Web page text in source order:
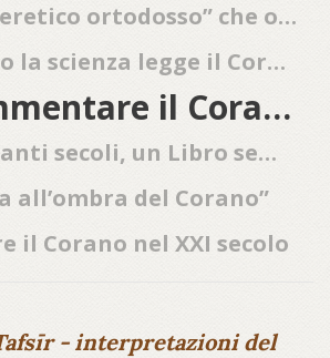
4. Quell’“eretico ortodosso” che osò ripensare l’Islam
5. Quando la scienza legge il Corano
6. Commentare il Corano: istruzioni per l'uso
7. Dopo tanti secoli, un Libro sempre nuovo
all’ombra del Corano”
il Corano nel XXI secolo
- interpretazioni del